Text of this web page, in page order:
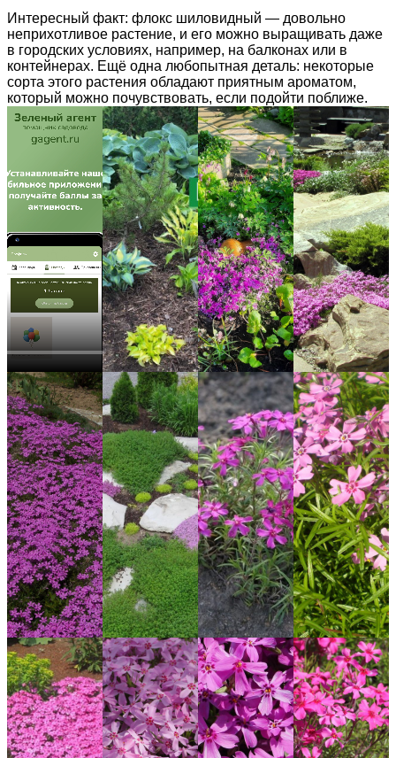
Интересный факт: флокс шиловидный — довольно
неприхотливое растение, и его можно выращивать даже
в городских условиях, например, на балконах или в
контейнерах. Ещё одна любопытная деталь: некоторые
сорта этого растения обладают приятным ароматом,
который можно почувствовать, если подойти поближе.